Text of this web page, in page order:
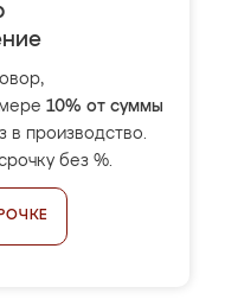
10% от суммы
в производство.
без %.